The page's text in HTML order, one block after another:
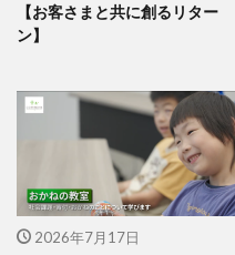
【お客さまと共に創るリター
ン】
2026年7月17日